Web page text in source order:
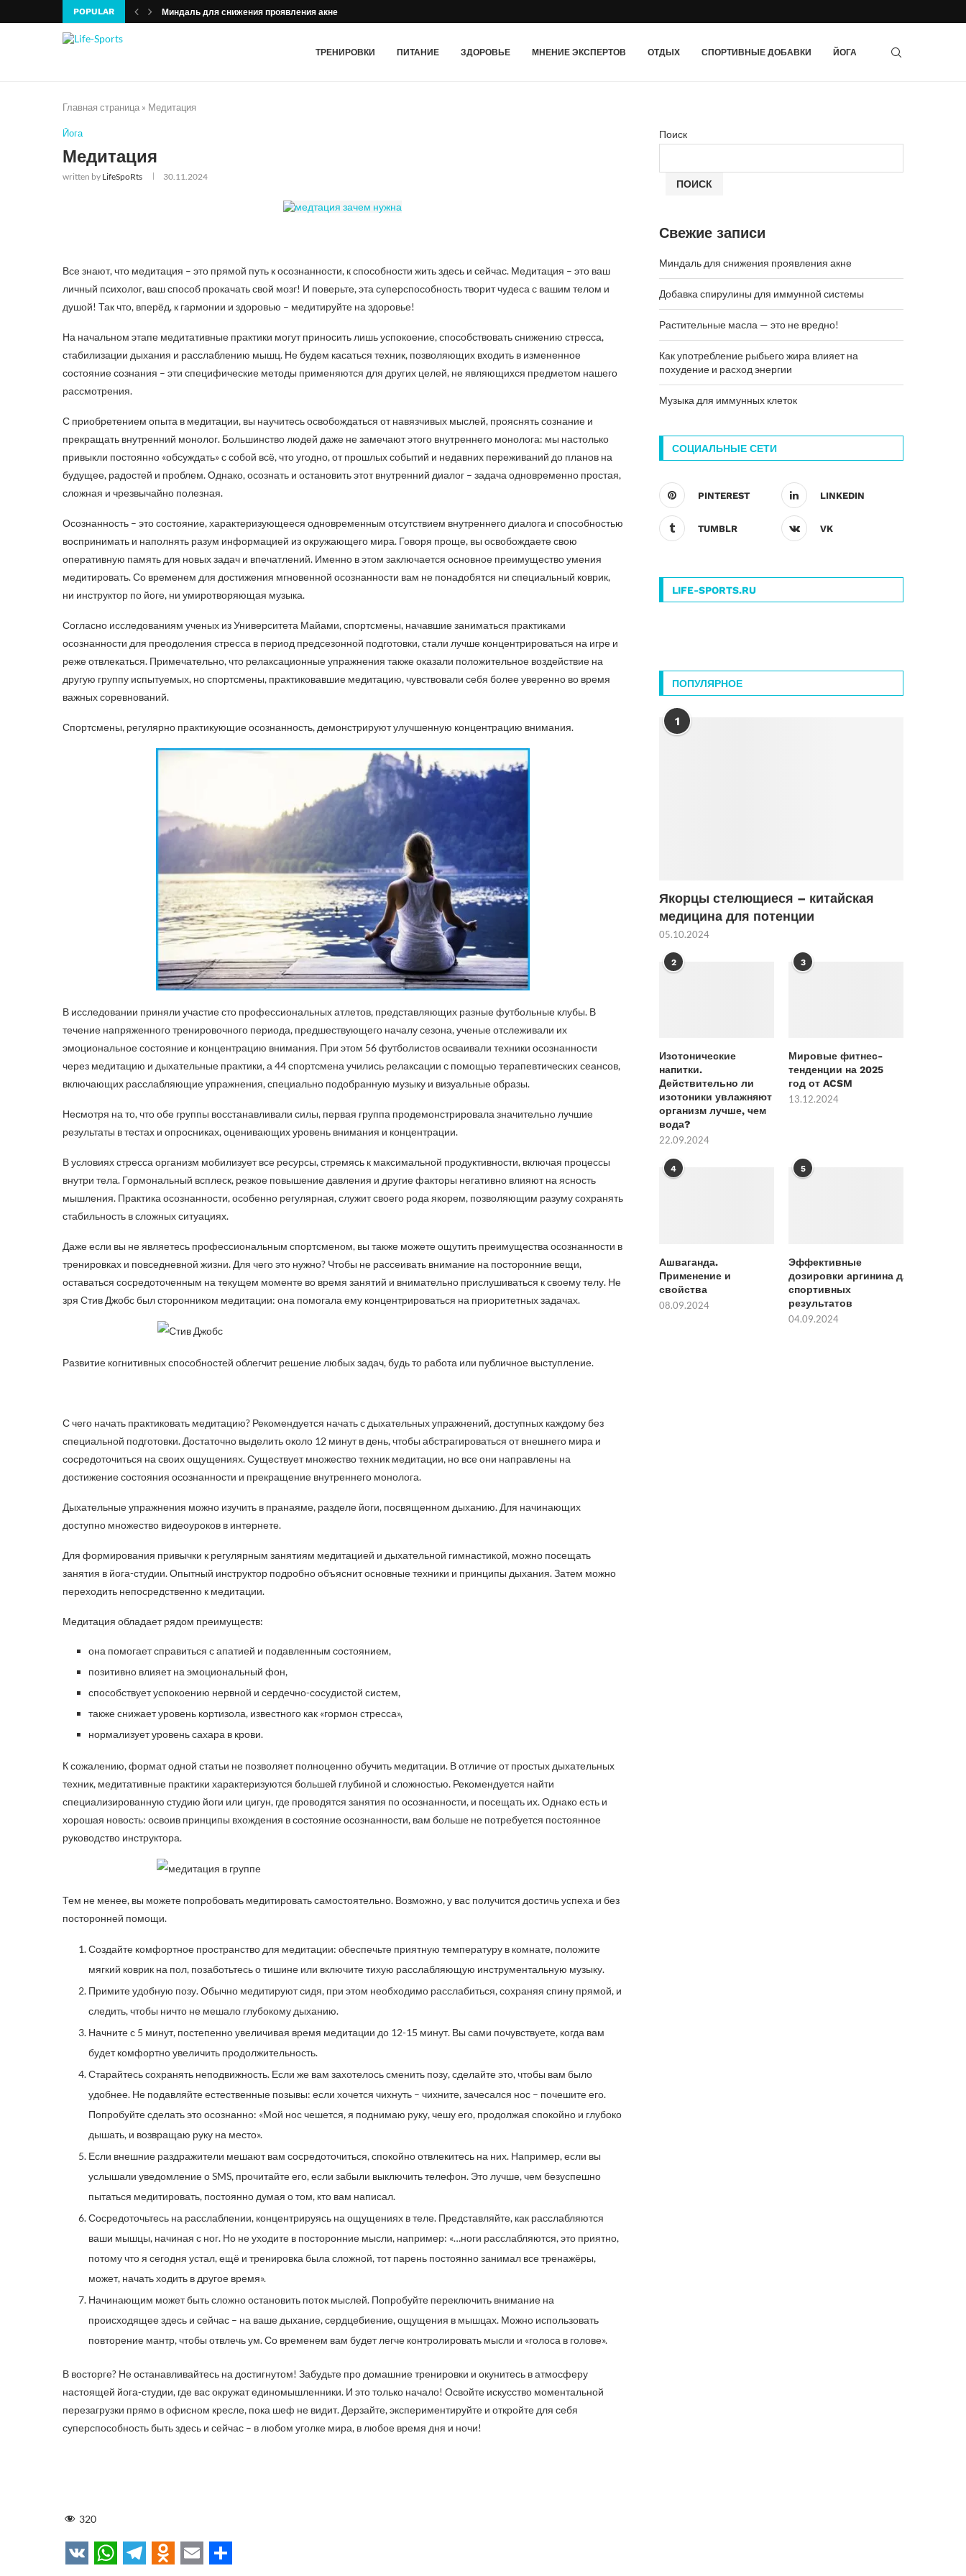
POPULAR Миндаль для снижения проявления акне
ТРЕНИРОВКИ ПИТАНИЕ ЗДОРОВЬЕ МНЕНИЕ ЭКСПЕРТОВ ОТДЫХ СПОРТИВНЫЕ ДОБАВКИ ЙОГА
Главная страница » Медитация
Йога
Медитация
written by LifeSpoRts 30.11.2024
Все знают, что медитация – это прямой путь к осознанности, к способности жить здесь и сейчас. Медитация – это ваш
личный психолог, ваш способ прокачать свой мозг! И поверьте, эта суперспособность творит чудеса с вашим телом и
душой! Так что, вперёд, к гармонии и здоровью – медитируйте на здоровье!
На начальном этапе медитативные практики могут приносить лишь успокоение, способствовать снижению стресса,
стабилизации дыхания и расслаблению мышц. Не будем касаться техник, позволяющих входить в измененное
состояние сознания – эти специфические методы применяются для других целей, не являющихся предметом нашего
рассмотрения.
С приобретением опыта в медитации, вы научитесь освобождаться от навязчивых мыслей, прояснять сознание и
прекращать внутренний монолог. Большинство людей даже не замечают этого внутреннего монолога: мы настолько
привыкли постоянно «обсуждать» с собой всё, что угодно, от прошлых событий и недавних переживаний до планов на
будущее, радостей и проблем. Однако, осознать и остановить этот внутренний диалог – задача одновременно простая,
сложная и чрезвычайно полезная.
Осознанность – это состояние, характеризующееся одновременным отсутствием внутреннего диалога и способностью
воспринимать и наполнять разум информацией из окружающего мира. Говоря проще, вы освобождаете свою
оперативную память для новых задач и впечатлений. Именно в этом заключается основное преимущество умения
медитировать. Со временем для достижения мгновенной осознанности вам не понадобятся ни специальный коврик,
ни инструктор по йоге, ни умиротворяющая музыка.
Согласно исследованиям ученых из Университета Майами, спортсмены, начавшие заниматься практиками
осознанности для преодоления стресса в период предсезонной подготовки, стали лучше концентрироваться на игре и
реже отвлекаться. Примечательно, что релаксационные упражнения также оказали положительное воздействие на
другую группу испытуемых, но спортсмены, практиковавшие медитацию, чувствовали себя более уверенно во время
важных соревнований.
Спортсмены, регулярно практикующие осознанность, демонстрируют улучшенную концентрацию внимания.
В исследовании приняли участие сто профессиональных атлетов, представляющих разные футбольные клубы. В
течение напряженного тренировочного периода, предшествующего началу сезона, ученые отслеживали их
эмоциональное состояние и концентрацию внимания. При этом 56 футболистов осваивали техники осознанности
через медитацию и дыхательные практики, а 44 спортсмена учились релаксации с помощью терапевтических сеансов,
включающих расслабляющие упражнения, специально подобранную музыку и визуальные образы.
Несмотря на то, что обе группы восстанавливали силы, первая группа продемонстрировала значительно лучшие
результаты в тестах и опросниках, оценивающих уровень внимания и концентрации.
В условиях стресса организм мобилизует все ресурсы, стремясь к максимальной продуктивности, включая процессы
внутри тела. Гормональный всплеск, резкое повышение давления и другие факторы негативно влияют на ясность
мышления. Практика осознанности, особенно регулярная, служит своего рода якорем, позволяющим разуму сохранять
стабильность в сложных ситуациях.
Даже если вы не являетесь профессиональным спортсменом, вы также можете ощутить преимущества осознанности в
тренировках и повседневной жизни. Для чего это нужно? Чтобы не рассеивать внимание на посторонние вещи,
оставаться сосредоточенным на текущем моменте во время занятий и внимательно прислушиваться к своему телу. Не
зря Стив Джобс был сторонником медитации: она помогала ему концентрироваться на приоритетных задачах.
Развитие когнитивных способностей облегчит решение любых задач, будь то работа или публичное выступление.
С чего начать практиковать медитацию? Рекомендуется начать с дыхательных упражнений, доступных каждому без
специальной подготовки. Достаточно выделить около 12 минут в день, чтобы абстрагироваться от внешнего мира и
сосредоточиться на своих ощущениях. Существует множество техник медитации, но все они направлены на
достижение состояния осознанности и прекращение внутреннего монолога.
Дыхательные упражнения можно изучить в пранаяме, разделе йоги, посвященном дыханию. Для начинающих
доступно множество видеоуроков в интернете.
Для формирования привычки к регулярным занятиям медитацией и дыхательной гимнастикой, можно посещать
занятия в йога-студии. Опытный инструктор подробно объяснит основные техники и принципы дыхания. Затем можно
переходить непосредственно к медитации.
Медитация обладает рядом преимуществ:
она помогает справиться с апатией и подавленным состоянием,
позитивно влияет на эмоциональный фон,
способствует успокоению нервной и сердечно-сосудистой систем,
также снижает уровень кортизола, известного как «гормон стресса»,
нормализует уровень сахара в крови.
К сожалению, формат одной статьи не позволяет полноценно обучить медитации. В отличие от простых дыхательных
техник, медитативные практики характеризуются большей глубиной и сложностью. Рекомендуется найти
специализированную студию йоги или цигун, где проводятся занятия по осознанности, и посещать их. Однако есть и
хорошая новость: освоив принципы вхождения в состояние осознанности, вам больше не потребуется постоянное
руководство инструктора.
Тем не менее, вы можете попробовать медитировать самостоятельно. Возможно, у вас получится достичь успеха и без
посторонней помощи.
Создайте комфортное пространство для медитации: обеспечьте приятную температуру в комнате, положите
мягкий коврик на пол, позаботьтесь о тишине или включите тихую расслабляющую инструментальную музыку.
Примите удобную позу. Обычно медитируют сидя, при этом необходимо расслабиться, сохраняя спину прямой, и
следить, чтобы ничто не мешало глубокому дыханию.
Начните с 5 минут, постепенно увеличивая время медитации до 12-15 минут. Вы сами почувствуете, когда вам
будет комфортно увеличить продолжительность.
Старайтесь сохранять неподвижность. Если же вам захотелось сменить позу, сделайте это, чтобы вам было
удобнее. Не подавляйте естественные позывы: если хочется чихнуть – чихните, зачесался нос – почешите его.
Попробуйте сделать это осознанно: «Мой нос чешется, я поднимаю руку, чешу его, продолжая спокойно и глубоко
дышать, и возвращаю руку на место».
Если внешние раздражители мешают вам сосредоточиться, спокойно отвлекитесь на них. Например, если вы
услышали уведомление о SMS, прочитайте его, если забыли выключить телефон. Это лучше, чем безуспешно
пытаться медитировать, постоянно думая о том, кто вам написал.
Сосредоточьтесь на расслаблении, концентрируясь на ощущениях в теле. Представляйте, как расслабляются
ваши мышцы, начиная с ног. Но не уходите в посторонние мысли, например: «…ноги расслабляются, это приятно,
потому что я сегодня устал, ещё и тренировка была сложной, тот парень постоянно занимал все тренажёры,
может, начать ходить в другое время».
Начинающим может быть сложно остановить поток мыслей. Попробуйте переключить внимание на
происходящее здесь и сейчас – на ваше дыхание, сердцебиение, ощущения в мышцах. Можно использовать
повторение мантр, чтобы отвлечь ум. Со временем вам будет легче контролировать мысли и «голоса в голове».
В восторге? Не останавливайтесь на достигнутом! Забудьте про домашние тренировки и окунитесь в атмосферу
настоящей йога-студии, где вас окружат единомышленники. И это только начало! Освойте искусство моментальной
перезагрузки прямо в офисном кресле, пока шеф не видит. Дерзайте, экспериментируйте и откройте для себя
суперспособность быть здесь и сейчас – в любом уголке мира, в любое время дня и ночи!
320
Поиск
ПОИСК
Свежие записи
Миндаль для снижения проявления акне
Добавка спирулины для иммунной системы
Растительные масла — это не вредно!
Как употребление рыбьего жира влияет на
похудение и расход энергии
Музыка для иммунных клеток
СОЦИАЛЬНЫЕ СЕТИ
PINTEREST LINKEDIN
TUMBLR VK
LIFE-SPORTS.RU
ПОПУЛЯРНОЕ
1
Якорцы стелющиеся – китайская
медицина для потенции
05.10.2024
2
Изотонические
напитки.
Действительно ли
изотоники увлажняют
организм лучше, чем
вода?
22.09.2024
3
Мировые фитнес-
тенденции на 2025
год от ACSM
13.12.2024
4
Ашваганда.
Применение и
свойства
08.09.2024
5
Эффективные
дозировки аргинина для
спортивных
результатов
04.09.2024